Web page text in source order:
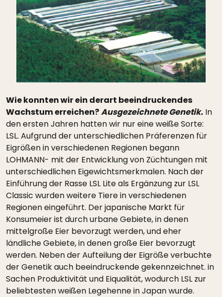
Wie konnten wir ein derart beeindruckendes
Wachstum erreichen?Ausgezeichnete Genetik. In
den ersten Jahren hatten wir nur eine weiße Sorte:
LSL. Aufgrund der unterschiedlichen Präferenzen für
Eigrößen in verschiedenen Regionen begann
LOHMANN- mit der Entwicklung von Züchtungen mit
unterschiedlichen Eigewichtsmerkmalen. Nach der
Einführung der Rasse LSL Lite als Ergänzung zur LSL
Classic wurden weitere Tiere in verschiedenen
Regionen eingeführt. Der japanische Markt für
Konsumeier ist durch urbane Gebiete, in denen
mittelgroße Eier bevorzugt werden, und eher
ländliche Gebiete, in denen große Eier bevorzugt
werden. Neben der Aufteilung der Eigröße verbuchte
der Genetik auch beeindruckende gekennzeichnet. in
Sachen Produktivität und Eiqualität, wodurch LSL zur
beliebtesten weißen Legehenne in Japan wurde.